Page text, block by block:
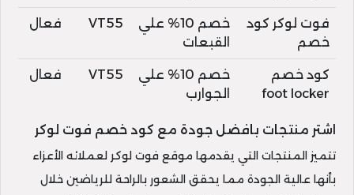
فوت لوكر كود
خصم
خصم 10% علي
القبعات
VT55 فعال
كود خصم
foot locker
خصم 10% علي
الجوارب
VT55 فعال
اشتر منتجات بافضل جودة مع كود خصم فوت لوكر
تتميز المنتجات التي يقدمها موقع فوت لوكر لعملائه الأعزاء
بأنها عالية الجودة مما يحقق الشعور بالراحة للرياضين خلال